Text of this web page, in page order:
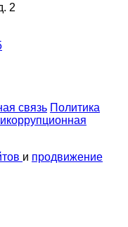
2
связь Политика
и продвижение